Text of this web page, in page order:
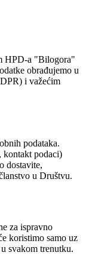
HPD-a "Bilogora"
obrađujemo u
i važećim
podataka.
kontakt podaci)
dostavite,
u Društvu.
za ispravno
koristimo samo uz
svakom trenutku.